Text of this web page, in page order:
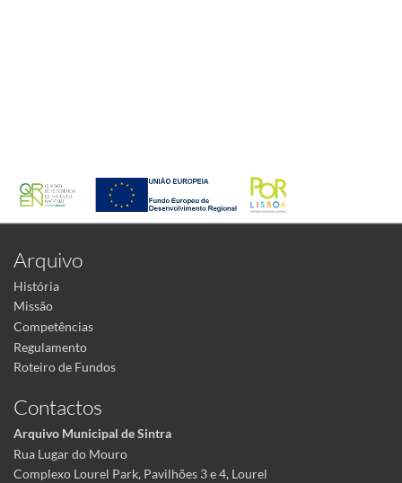
Arquivo
História
Missão
Competências
Regulamento
Roteiro de Fundos
Contactos
Arquivo Municipal de Sintra
Rua Lugar do Mouro
Complexo Lourel Park, Pavilhões 3 e 4, Lourel